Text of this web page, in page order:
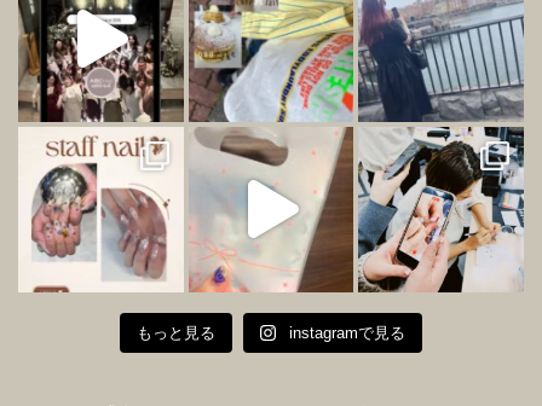
もっと見る instagramで見る